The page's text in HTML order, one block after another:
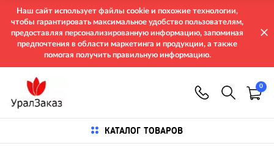
Наш сайт использует файлы cookie и похожие технологии,
чтобы гарантировать максимальное удобство пользователям,
предоставляя персонализированную информацию, запоминая
предпочтения в области маркетинга и продукции, а также
помогая получить правильную информацию.
0
КАТАЛОГ ТОВАРОВ